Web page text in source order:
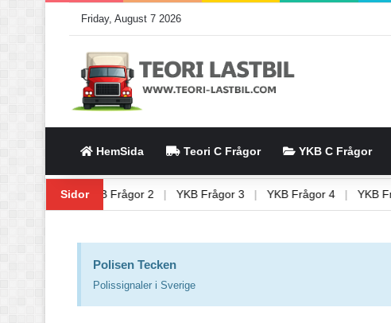
Friday, August 7 2026
HemSida Teori C Frågor YKB C Frågor
Sidor
YKB Frågor 1 | YKB Frågor 2 | YKB Frågor 3 | YKB Frågor 4 |
Polisen Tecken
Polissignaler i Sverige